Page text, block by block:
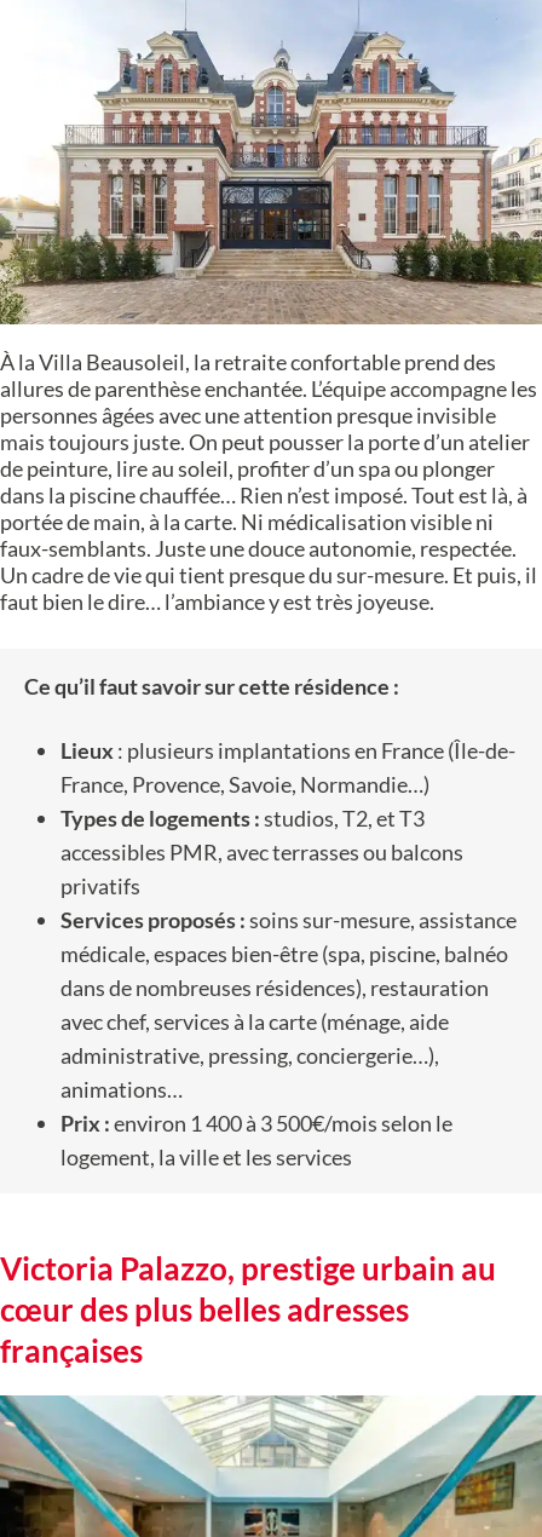
À la Villa Beausoleil, la retraite confortable prend des
allures de parenthèse enchantée. L’équipe accompagne les
personnes âgées avec une attention presque invisible
mais toujours juste. On peut pousser la porte d’un atelier
de peinture, lire au soleil, profiter d’un spa ou plonger
dans la piscine chauffée… Rien n’est imposé. Tout est là, à
portée de main, à la carte. Ni médicalisation visible ni
faux-semblants. Juste une douce autonomie, respectée.
Un cadre de vie qui tient presque du sur-mesure. Et puis, il
faut bien le dire… l’ambiance y est très joyeuse.
Ce qu’il faut savoir sur cette résidence :
Lieux : plusieurs implantations en France (Île-de-
France, Provence, Savoie, Normandie…)
Types de logements :studios, T2, et T3
accessibles PMR, avec terrasses ou balcons
privatifs
Services proposés :soins sur-mesure, assistance
médicale, espaces bien-être (spa, piscine, balnéo
dans de nombreuses résidences), restauration
avec chef, services à la carte (ménage, aide
administrative, pressing, conciergerie…),
animations…
Prix :environ 1 400 à 3 500€/mois selon le
logement, la ville et les services
Victoria Palazzo, prestige urbain au
cœur des plus belles adresses
françaises